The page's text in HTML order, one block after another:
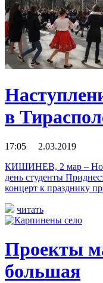
в
17:05 2.03.2019
КИШИНЕВ, 2 мар –
день студенты
концерт к празднику
читать
Проекты
большая